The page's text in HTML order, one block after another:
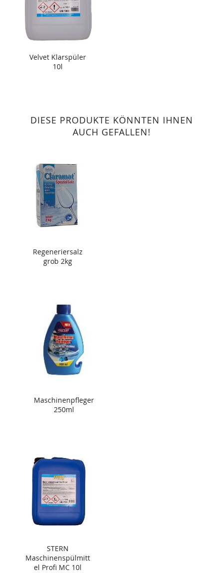
Velvet Klarspüler
10l
DIESE PRODUKTE KÖNNTEN IHNEN
AUCH GEFALLEN!
Regeneriersalz
grob 2kg
Maschinenpfleger
250ml
STERN
Maschinenspülmitt
el Profi MC 10l